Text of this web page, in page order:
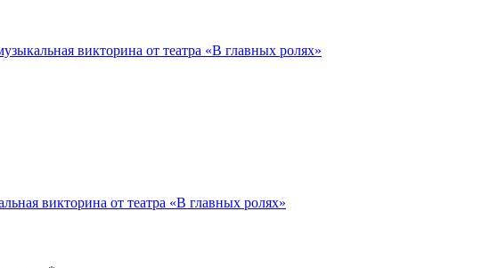
викторина от театра «В главных ролях»
викторина от театра «В главных ролях»